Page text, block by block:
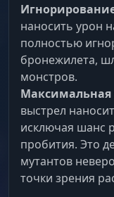
наносить урон
полностью
бронежилета,
монстров.
Максимальная
выстрел
исключая шанс
пробития. Это
мутантов
точки зрения